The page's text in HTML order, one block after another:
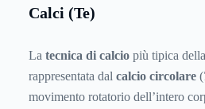
Calci (Te)
La tecnica di calcio più tipica
rappresentata dal calcio circolare (
movimento rotatorio dell’intero